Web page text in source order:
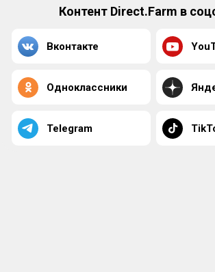
Контент Direct.Farm в
Вконтакте
Одноклассники
Telegram